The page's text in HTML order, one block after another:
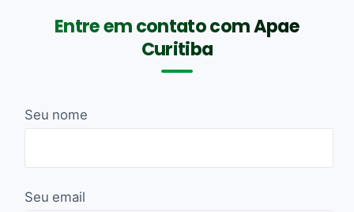
Entre em contato com Apae
Curitiba
Seu nome
Seu email